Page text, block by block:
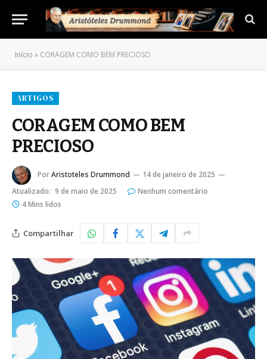
Início » CORAGEM COMO BEM PRECIOSO
ARTIGOS
CORAGEM COMO BEM
PRECIOSO
PorAristoteles Drummond
14 de janeiro de 2025
Atualizado: 9 de maio de 2025
Nenhum comentário
4 Mins lidos
Compartilhar